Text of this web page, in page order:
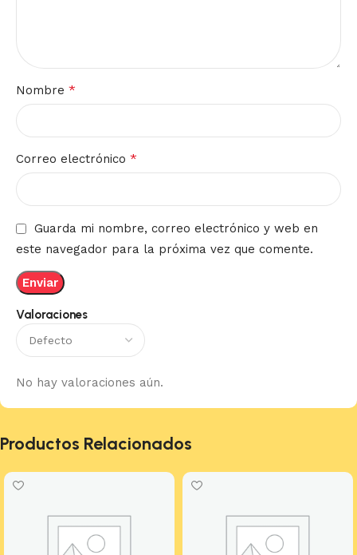
Valoraciones
No hay valoraciones aún.
Nombre *
Correo electrónico *
Guarda mi nombre, correo electrónico y web en
este navegador para la próxima vez que comente.
Productos Relacionados